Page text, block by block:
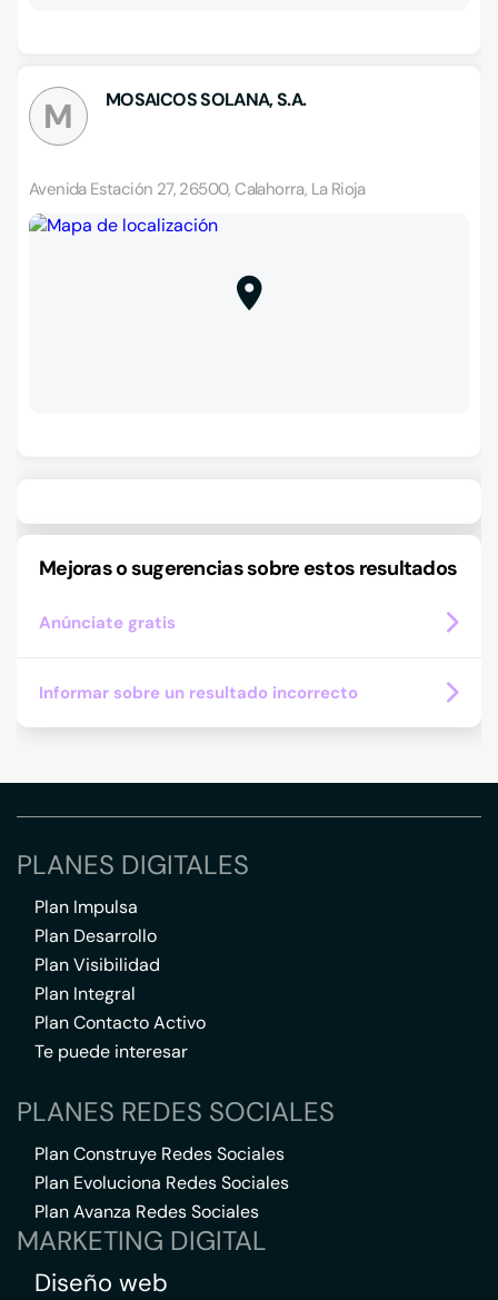
M MOSAICOS SOLANA, S.A.
Avenida Estación 27, 26500, Calahorra, La Rioja
Mejoras o sugerencias sobre estos resultados
Anúnciate gratis
Informar sobre un resultado incorrecto
PLANES DIGITALES
Plan Impulsa
Plan Desarrollo
Plan Visibilidad
Plan Integral
Plan Contacto Activo
Te puede interesar
PLANES REDES SOCIALES
Plan Construye Redes Sociales
Plan Evoluciona Redes Sociales
Plan Avanza Redes Sociales
MARKETING DIGITAL
Diseño web